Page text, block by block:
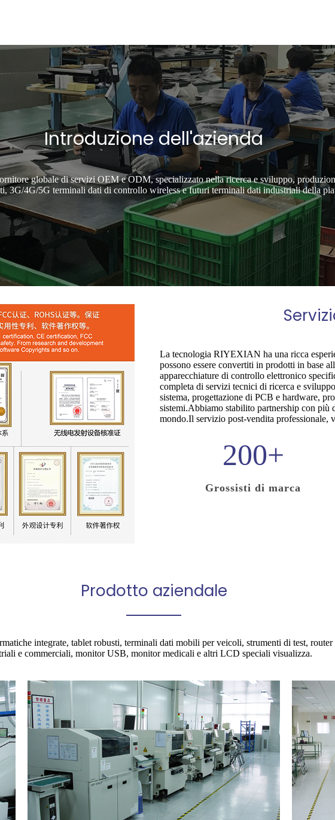
Introduzione dell'azienda
globale di servizi OEM e ODM, specializzato nella ricerca e sviluppo,
3G/4G/5G terminali dati di controllo wireless e futuri terminali dati industriali della
La tecnologia RIYEXIAN ha una ricca
possono essere convertiti in prodotti in base
apparecchiature di controllo elettronico
completa di servizi tecnici di ricerca e
sistema, progettazione di PCB e hardware,
sistemi.Abbiamo stabilito partnership con
mondo.Il servizio post-vendita professionale,
200+
Grossisti di marca
Prodotto aziendale
integrate, tablet robusti, terminali dati mobili per veicoli, strumenti di test,
e commerciali, monitor USB, monitor medicali e altri LCD speciali visualizza.